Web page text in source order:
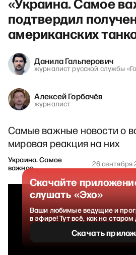
подтвердил
американских
Данила Гальперович
журналист русской службы
Алексей Горбачёв
журналист
Самые важные новости о
мировая реакция на них
Украина. Самое
важное
26 сентября
Скачайте
слушать «Эхо»
Ваши любимые ведущие и
в эфире! Тут всё, как на
Скачать